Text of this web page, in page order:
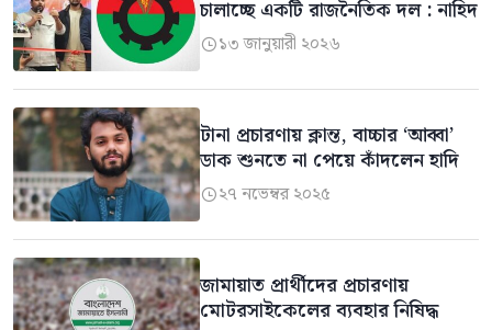
চালাচ্ছে একটি রাজনৈতিক দল : নাহিদ
১৩ জানুয়ারী ২০২৬
টানা প্রচারণায় ক্লান্ত, বাচ্চার ‘আব্বা’
ডাক শুনতে না পেয়ে কাঁদলেন হাদি
২৭ নভেম্বর ২০২৫
জামায়াত প্রার্থীদের প্রচারণায়
মোটরসাইকেলের ব্যবহার নিষিদ্ধ